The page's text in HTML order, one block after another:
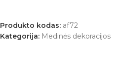
Produkto kodas: af72
Kategorija: Medinės dekoracijos